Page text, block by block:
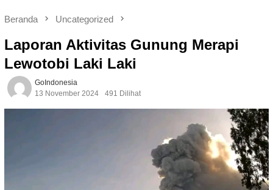
Beranda Uncategorized
Laporan Aktivitas Gunung Merapi
Lewotobi Laki Laki
GoIndonesia
13 November 2024
491 Dilihat